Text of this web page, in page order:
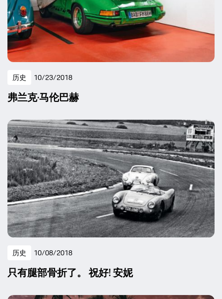
历史 10/23/2018
弗兰克·马伦巴赫
历史 10/08/2018
只有腿部骨折了。 祝好! 安妮